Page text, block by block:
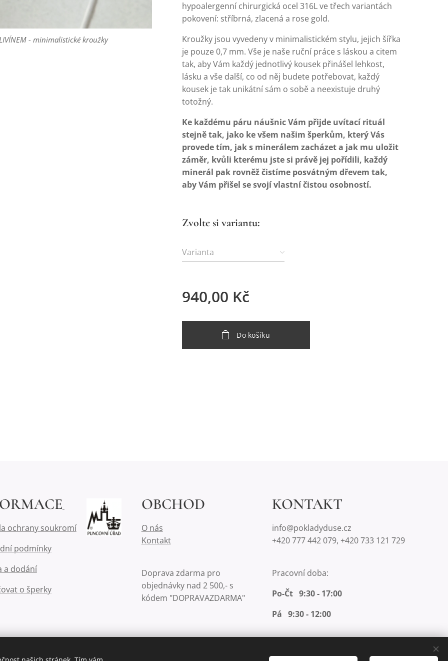
- minimalistické kroužky
- minimalistické kroužky
- minimalistické kroužky
hypoalergenní chirurgická ocel 316L ve třech variantách
pokovení: stříbrná, zlacená a rose gold.
Kroužky jsou vyvedeny v minimalistickém stylu, jejich šířka
je pouze 0,7 mm. Vše je naše ruční práce s láskou a citem
tak, aby Vám každý jednotlivý kousek přinášel lehkost,
lásku a vše další, co od něj budete potřebovat, každý
kousek je tak unikátní sám o sobě a neexistuje druhý
totožný.
Ke každému páru náušnic Vám přijde uvítací rituál
stejně tak, jako ke všem našim šperkům, který Vás
provede tím, jak s minerálem zacházet a jak mu uložit
záměr, kvůli kterému jste si právě jej pořídili, každý
minerál pak rovněž čistíme posvátným dřevem tak,
aby Vám přišel se svojí vlastní čistou osobností.
Zvolte si variantu:
Varianta
940,00 Kč
Do košíku
ochrany soukromí
podmínky
a dodání
o šperky
OBCHOD
O nás
Kontakt
Doprava zdarma pro
objednávky nad 2 500,- s
kódem "DOPRAVAZDARMA"
KONTAKT
info@pokladyduse.cz
+420 777 442 079, +420 733 121 729
Pracovní doba:
Po-Čt 9:30 - 17:00
Pá 9:30 - 12:00